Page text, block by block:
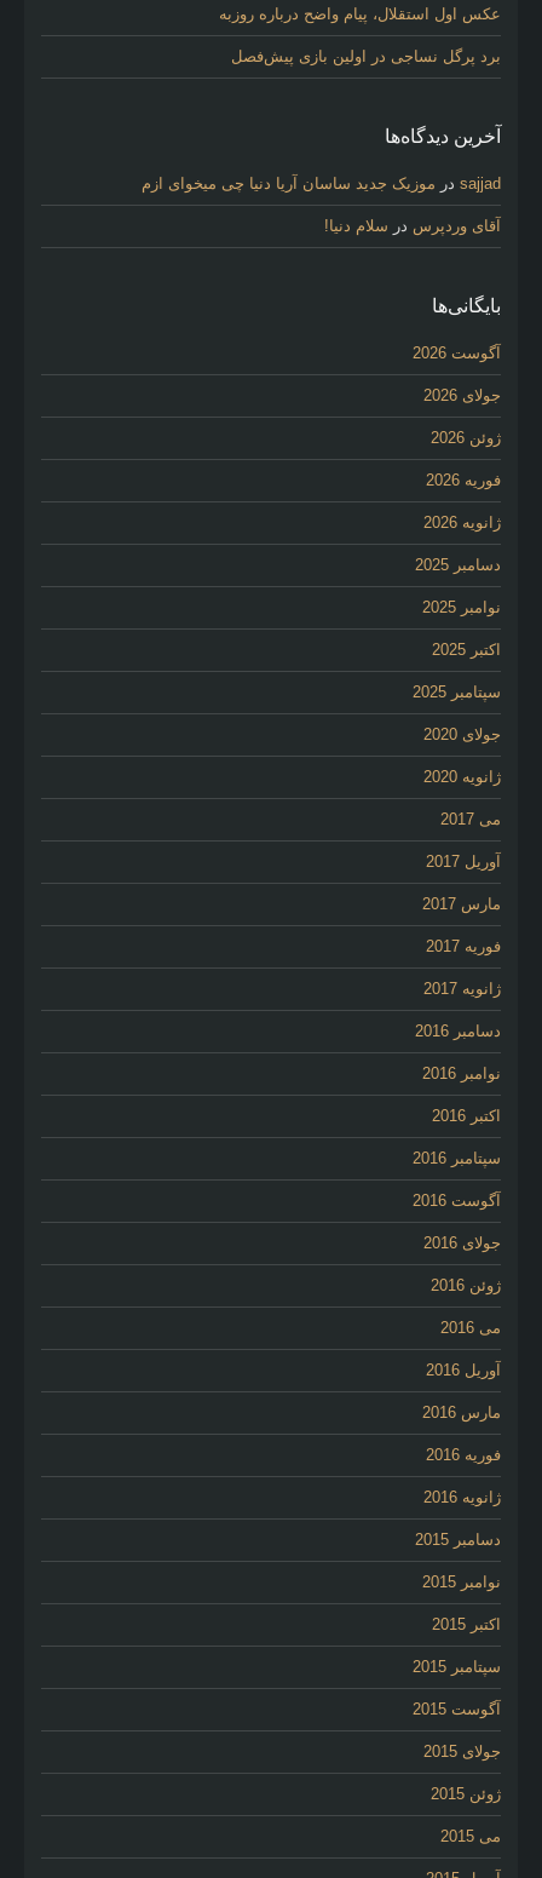
عکس اول استقلال، پیام واضح درباره روزبه
برد پرگل نساجی در اولین بازی پیش‌فصل
آخرین دیدگاه‌ها
sajjad در موزیک جدید ساسان آریا دنیا چی میخوای ازم
آقای وردپرس در سلام دنیا!
بایگانی‌ها
آگوست 2026
جولای 2026
ژوئن 2026
فوریه 2026
ژانویه 2026
دسامبر 2025
نوامبر 2025
اکتبر 2025
سپتامبر 2025
جولای 2020
ژانویه 2020
می 2017
آوریل 2017
مارس 2017
فوریه 2017
ژانویه 2017
دسامبر 2016
نوامبر 2016
اکتبر 2016
سپتامبر 2016
آگوست 2016
جولای 2016
ژوئن 2016
می 2016
آوریل 2016
مارس 2016
فوریه 2016
ژانویه 2016
دسامبر 2015
نوامبر 2015
اکتبر 2015
سپتامبر 2015
آگوست 2015
جولای 2015
ژوئن 2015
می 2015